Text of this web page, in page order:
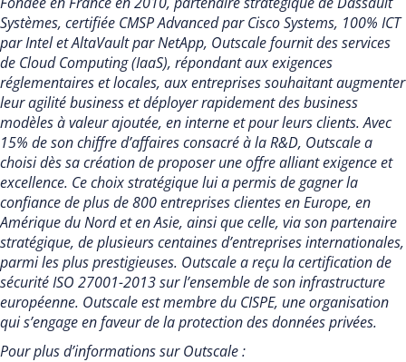
Systèmes, certifiée CMSP Advanced par Cisco Systems, 100% ICT
par Intel et AltaVault par NetApp, Outscale fournit des services
de Cloud Computing (IaaS), répondant aux exigences
réglementaires et locales, aux entreprises souhaitant augmenter
leur agilité business et déployer rapidement des business
modèles à valeur ajoutée, en interne et pour leurs clients. Avec
15% de son chiffre d’affaires consacré à la R&D, Outscale a
choisi dès sa création de proposer une offre alliant exigence et
excellence. Ce choix stratégique lui a permis de gagner la
confiance de plus de 800 entreprises clientes en Europe, en
Amérique du Nord et en Asie, ainsi que celle, via son partenaire
stratégique, de plusieurs centaines d’entreprises internationales,
parmi les plus prestigieuses. Outscale a reçu la certification de
sécurité ISO 27001-2013 sur l’ensemble de son infrastructure
européenne. Outscale est membre du CISPE, une organisation
qui s’engage en faveur de la protection des données privées.
Pour plus d’informations sur Outscale :